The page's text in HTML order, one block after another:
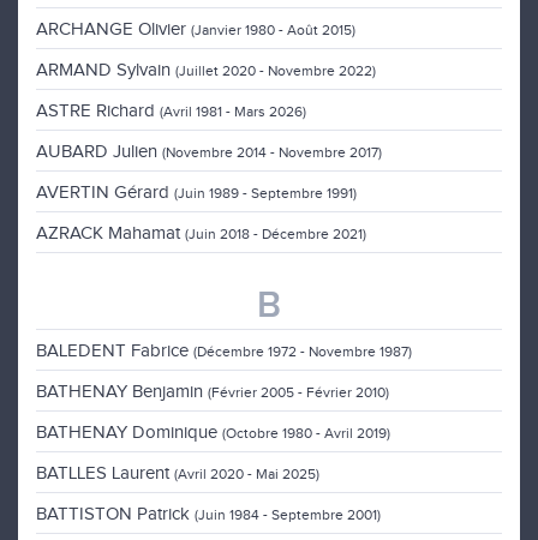
ARCHANGE Olivier (Janvier 1980 - Août 2015)
ARMAND Sylvain (Juillet 2020 - Novembre 2022)
ASTRE Richard (Avril 1981 - Mars 2026)
AUBARD Julien (Novembre 2014 - Novembre 2017)
AVERTIN Gérard (Juin 1989 - Septembre 1991)
AZRACK Mahamat (Juin 2018 - Décembre 2021)
B
BALEDENT Fabrice (Décembre 1972 - Novembre 1987)
BATHENAY Benjamin (Février 2005 - Février 2010)
BATHENAY Dominique (Octobre 1980 - Avril 2019)
BATLLES Laurent (Avril 2020 - Mai 2025)
BATTISTON Patrick (Juin 1984 - Septembre 2001)